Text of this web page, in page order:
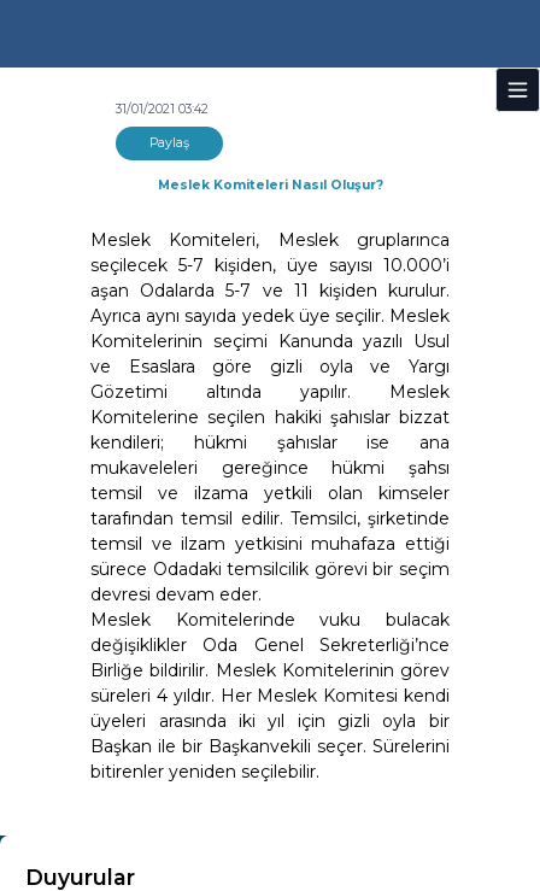
31/01/2021 03:42
Paylaş
Meslek Komiteleri Nasıl Oluşur?
Meslek Komiteleri, Meslek gruplarınca
seçilecek 5-7 kişiden, üye sayısı 10.000’i
aşan Odalarda 5-7 ve 11 kişiden kurulur.
Ayrıca aynı sayıda yedek üye seçilir. Meslek
Komitelerinin seçimi Kanunda yazılı Usul
ve Esaslara göre gizli oyla ve Yargı
Gözetimi altında yapılır. Meslek
Komitelerine seçilen hakiki şahıslar bizzat
kendileri; hükmi şahıslar ise ana
mukaveleleri gereğince hükmi şahsı
temsil ve ilzama yetkili olan kimseler
tarafından temsil edilir. Temsilci, şirketinde
temsil ve ilzam yetkisini muhafaza ettiği
sürece Odadaki temsilcilik görevi bir seçim
devresi devam eder.
Meslek Komitelerinde vuku bulacak
değişiklikler Oda Genel Sekreterliği’nce
Birliğe bildirilir. Meslek Komitelerinin görev
süreleri 4 yıldır. Her Meslek Komitesi kendi
üyeleri arasında iki yıl için gizli oyla bir
Başkan ile bir Başkanvekili seçer. Sürelerini
bitirenler yeniden seçilebilir.
Duyurular